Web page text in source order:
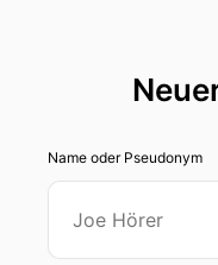
Name oder Pseudonym